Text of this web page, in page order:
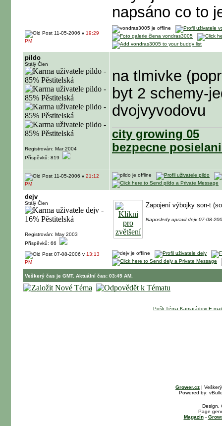
napsáno co to
11-05-2006 v 19:29
PM
pildo
Stálý Člen
Registrován: Mar 2004
Příspěvků: 819
na tlmivke
byt 2 schemy-
dvojvyvodovu
city growing 05
bezpecne
11-05-2006 v 21:12
PM
dejv
Stálý Člen
Registrován: May 2003
Příspěvků: 66
Zapojení výbojky son-t
Naposledy upravil dejv 07-08-
07-08-2006 v 13:13
PM
Veškerý čas je GMT. Aktuální čas: 03:45 AM.
Pošli Téma Kamarádovi E-
Grower.cz |
Powered by:
Design,
Page
Magazín-